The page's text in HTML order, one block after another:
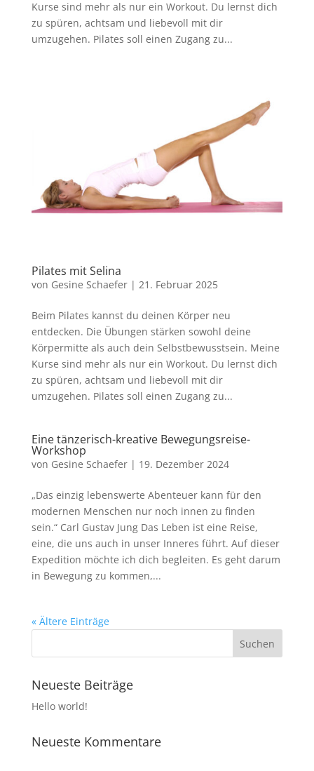
Kurse sind mehr als nur ein Workout. Du lernst dich
zu spüren, achtsam und liebevoll mit dir
umzugehen. Pilates soll einen Zugang zu...
Pilates mit Selina
von Gesine Schaefer| 21. Februar 2025
Beim Pilates kannst du deinen Körper neu
entdecken. Die Übungen stärken sowohl deine
Körpermitte als auch dein Selbstbewusstsein. Meine
Kurse sind mehr als nur ein Workout. Du lernst dich
zu spüren, achtsam und liebevoll mit dir
umzugehen. Pilates soll einen Zugang zu...
Eine tänzerisch-kreative Bewegungsreise-
Workshop
von Gesine Schaefer| 19. Dezember 2024
„Das einzig lebenswerte Abenteuer kann für den
modernen Menschen nur noch innen zu finden
sein.“ Carl Gustav Jung Das Leben ist eine Reise,
eine, die uns auch in unser Inneres führt. Auf dieser
Expedition möchte ich dich begleiten. Es geht darum
in Bewegung zu kommen,...
« Ältere Einträge
Neueste Beiträge
Hello world!
Neueste Kommentare